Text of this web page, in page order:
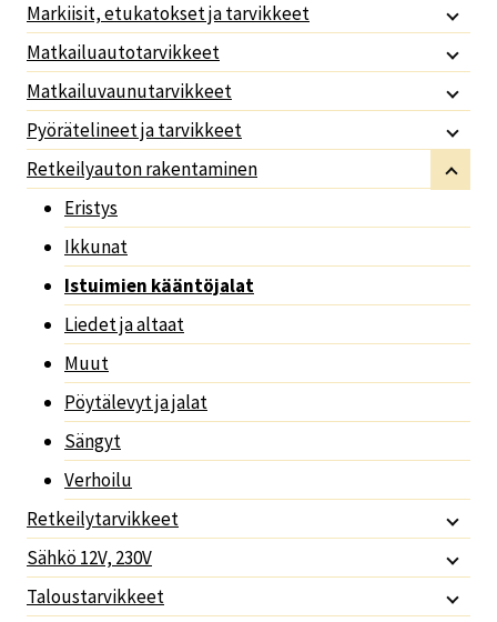
Markiisit, etukatokset ja tarvikkeet
Matkailuautotarvikkeet
Matkailuvaunutarvikkeet
Pyörätelineet ja tarvikkeet
Retkeilyauton rakentaminen
Eristys
Ikkunat
Istuimien kääntöjalat
Liedet ja altaat
Muut
Pöytälevyt ja jalat
Sängyt
Verhoilu
Retkeilytarvikkeet
Sähkö 12V, 230V
Taloustarvikkeet